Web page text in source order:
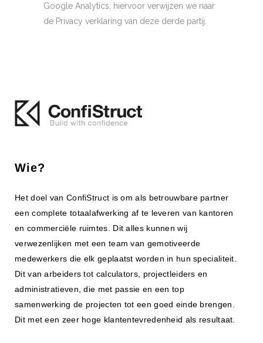
Google Analytics, hiervoor verwijzen we naar
de Privacy verklaring van deze derde partij.
Wie?
Het doel van ConfiStruct is om als betrouwbare partner
een complete totaalafwerking af te leveren van kantoren
en commerciële ruimtes. Dit alles kunnen wij
verwezenlijken met een team van gemotiveerde
medewerkers die elk geplaatst worden in hun specialiteit.
Dit van arbeiders tot calculators, projectleiders en
administratieven, die met passie en een top
samenwerking de projecten tot een goed einde brengen.
Dit met een zeer hoge klantentevredenheid als resultaat.